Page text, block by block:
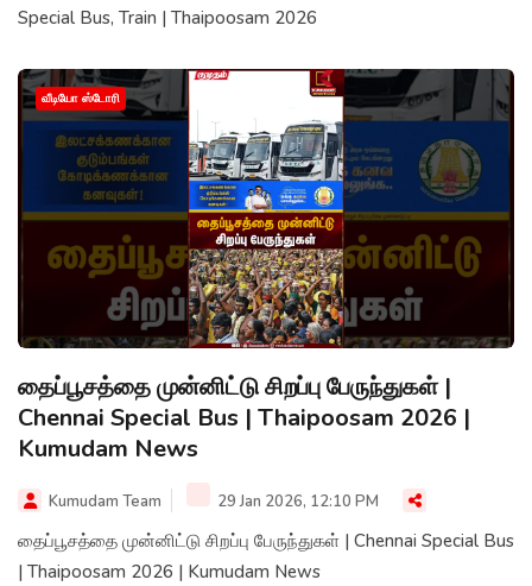
Special Bus, Train | Thaipoosam 2026
வீடியோ ஸ்டோரி
தைப்பூசத்தை முன்னிட்டு சிறப்பு பேருந்துகள் |
Chennai Special Bus | Thaipoosam 2026 |
Kumudam News
Kumudam Team 29 Jan 2026, 12:10 PM
தைப்பூசத்தை முன்னிட்டு சிறப்பு பேருந்துகள் | Chennai Special Bus
| Thaipoosam 2026 | Kumudam News